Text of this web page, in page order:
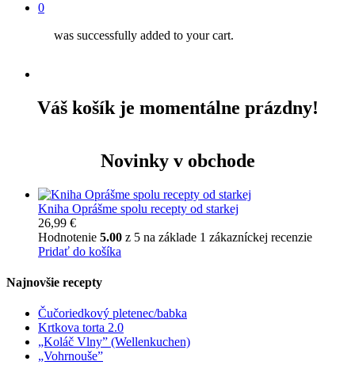
0
was successfully added to your cart.
Váš košík je momentálne prázdny!
Novinky v obchode
Kniha Oprášme spolu recepty od starkej
26,99 €
Hodnotenie 5.00 z 5 na základe 1 zákazníckej recenzie
Pridať do košíka
Najnovšie recepty
Čučoriedkový pletenec/babka
Krtkova torta 2.0
„Koláč Vlny” (Wellenkuchen)
„Vohrnouše”